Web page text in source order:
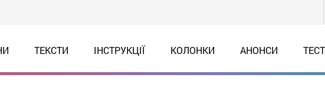
ТЕКСТИ ІНСТРУКЦІЇ КОЛОНКИ АНОНСИ